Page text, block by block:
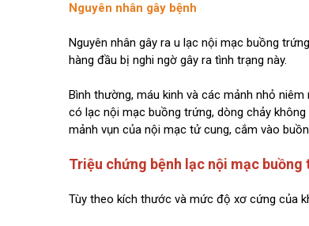
Nguyên nhân gây bệnh
Nguyên nhân gây ra u lạc nội mạc buồng
hàng đầu bị nghi ngờ gây ra tình trạng này.
Bình thường, máu kinh và các mảnh nhỏ
có lạc nội mạc buồng trứng, dòng chảy
mảnh vụn của nội mạc tử cung, cắm vào
Triệu chứng bệnh lạc nội mạc buồng
Tùy theo kích thước và mức độ xơ cứng của